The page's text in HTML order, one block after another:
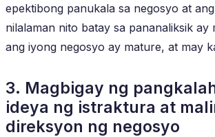
epektibong panukala sa negosyo at
nilalaman nito batay sa pananaliksik ay
ang iyong negosyo ay mature, at may
3. Magbigay ng
ideya ng istraktura at
direksyon ng negosyo